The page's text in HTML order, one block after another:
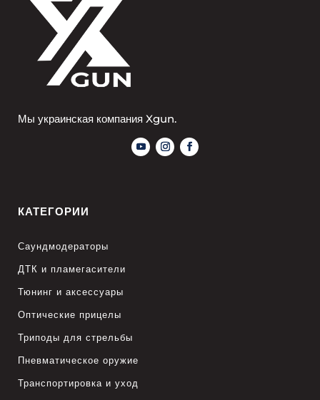
Мы украинская компания Xgun.
КАТЕГОРИИ
Саундмодераторы
ДТК и пламегасители
Тюнинг и аксессуары
Оптические прицелы
Триподы для стрельбы
Пневматическое оружие
Транспортировка и уход